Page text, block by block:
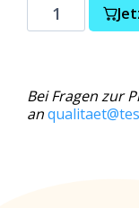
Bei Fragen zur
an